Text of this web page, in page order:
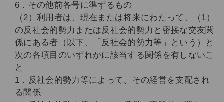
6．その他前各号に準ずるもの
（2）利用者は、現在または将来にわたって、（1）
の反社会的勢力または反社会的勢力と密接な交友関
係にある者（以下、「反社会的勢力等」という）と
次の各項目のいずれかに該当する関係を有しないこ
と
1．反社会的勢力等によって、その経営を支配され
る関係